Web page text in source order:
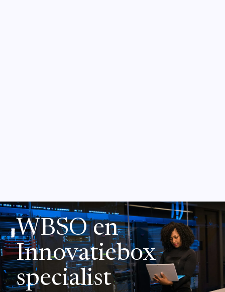
WBSO en
Innovatiebox
specialist